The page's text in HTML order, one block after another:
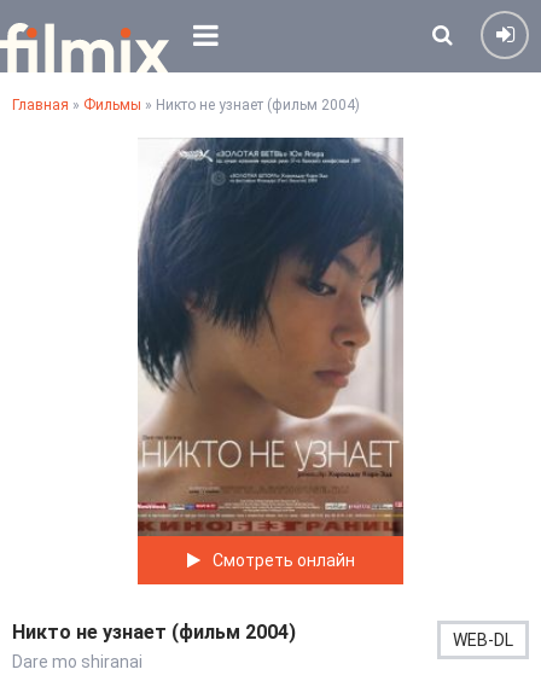
Главная » Фильмы » Никто не узнает (фильм 2004)
Смотреть онлайн
Никто не узнает (фильм 2004)
Dare mo shiranai
WEB-DL